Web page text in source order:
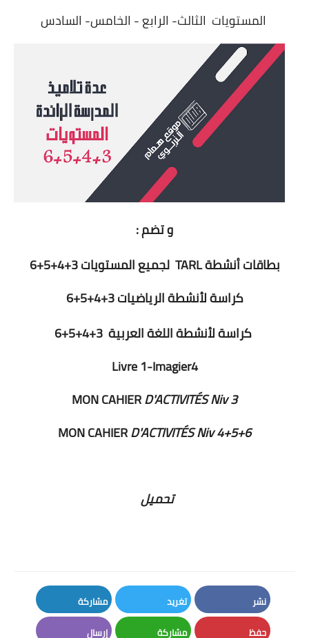
المستويات الثالث- الرابع - الخامس- السادس
و تضم :
بطاقات أنشطة TARL لجميع المستويات 3+4+5+6
كراسة لأنشطة الرياضيات 3+4+5+6
كراسة لأنشطة اللغة العربية 3+4+5+6
Livre 1-Imagier4
MON CAHIERD'ACTIVITÉS Niv 3
MON CAHIERD'ACTIVITÉS Niv 4+5+6
تحميل
نشر
Facebook
تغريد
Twitter
مشاركة
LinkedIn
حفظ مشاركة إرسال